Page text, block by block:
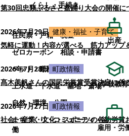
くらし・手続き
住民票・戸籍
税金
ゼロカーボン
相談・申請書
ペット・動植物
ごみ
上水道・下水道
墓地・斎場
自然・環境・公園
まちづくり・コミュニティ・協
働
第30回忠類ふるさと盆踊り大会の開催に
2026年7月29日 健康・福祉・子育て
気軽に運動！内容が選べる 筋力アップ
2026年7月28日 町政情報
髙木美帆さんの国民栄誉賞受賞決定に係
2026年7月27日 町政情報
社会・産業・文化・スポーツの各功労
出産
学校教育
雇用・労